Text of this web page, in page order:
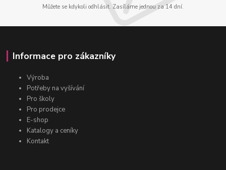
Můžete se kdykoli odhlásit. Zasíláme jednou za 14 dní.
Informace pro zákazníky
Výroba
Potřeby na vyšívání
Pro školy
Pro prodejce
E-shop
Katalogy a ceníky
Kontakt